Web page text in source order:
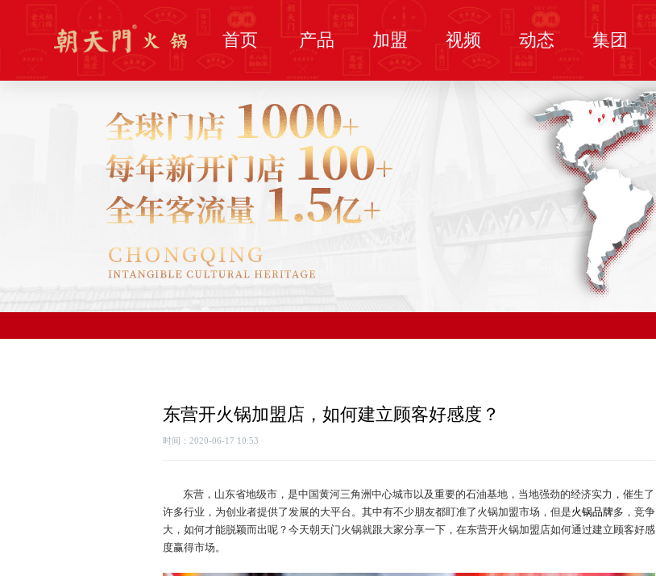
首页 产品 加盟 视频 动态 集团
东营开火锅加盟店，如何建立顾客好感度？
时间：2020-06-17 10:53
东营，山东省地级市，是中国黄河三角洲中心城市以及重要的石油基地，当地强劲的经济实力，催生了
许多行业，为创业者提供了发展的大平台。其中有不少朋友都盯准了火锅加盟市场，但是火锅品牌多，竞争
大，如何才能脱颖而出呢？今天朝天门火锅就跟大家分享一下，在东营开火锅加盟店如何通过建立顾客好感
度赢得市场。